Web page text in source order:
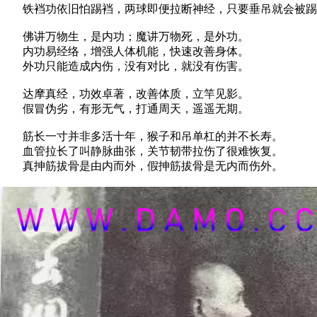
铁裆功依旧怕踢裆，两球即便拉断神经，只要垂吊就会被
佛讲万物生，是内功；魔讲万物死，是外功。
内功易经络，增强人体机能，快速改善身体。
外功只能造成内伤，没有对比，就没有伤害。
达摩真经，功效卓著，改善体质，立竿见影。
假冒伪劣，有形无气，打通周天，遥遥无期。
筋长一寸并非多活十年，猴子和吊单杠的并不长寿。
血管拉长了叫静脉曲张，关节韧带拉伤了很难恢复。
真抻筋拔骨是由内而外，假抻筋拔骨是无内而伤外。